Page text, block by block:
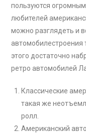
пользуются
любителей
можно разглядеть и
автомобилестроения
этого достаточно
ретро автомобилей
Классические
такая же
ролл.
Американский